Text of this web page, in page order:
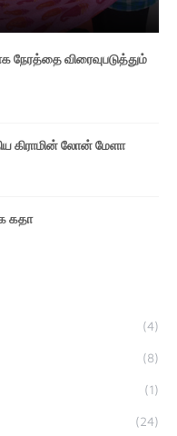
விரைவுபடுத்தும்
கிராமின் லோன் மேளா
கதா
(4)
(8)
(1)
(24)